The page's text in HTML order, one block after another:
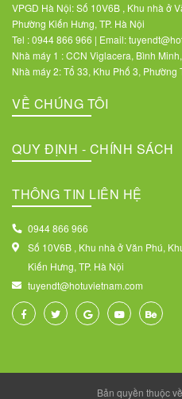
VPGD Hà Nội: Số 10V6B , Khu nhà ở
Phường Kiến Hưng, TP. Hà Nội
Tel : 0944 866 966 | Email:
Nhà máy 1 : CCN Viglacera, Bình
Nhà máy 2: Tổ 33, Khu Phố 3,
VỀ CHÚNG TÔI
QUY ĐỊNH - CHÍNH SÁCH
THÔNG TIN LIÊN HỆ
0944 866 966
Số 10V6B , Khu nhà ở Văn Phú,
Kiến Hưng, TP. Hà Nội
tuyendt@hotuvietnam.com
Bản quyền thuộc về